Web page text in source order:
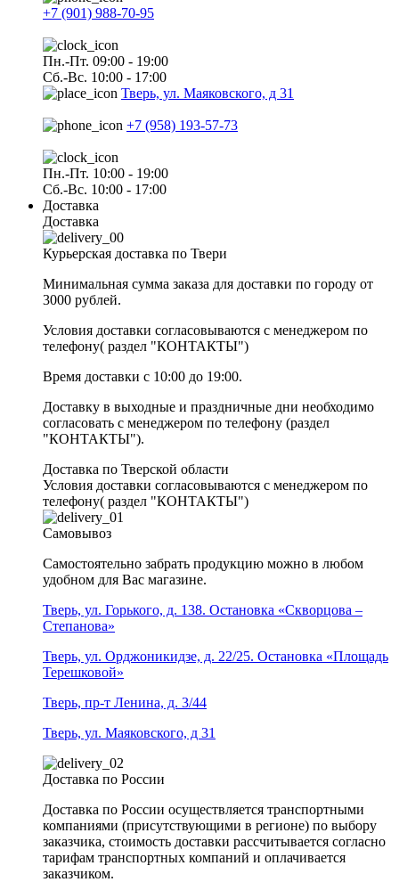
+7 (901) 988-70-95
Пн.-Пт. 09:00 - 19:00
Сб.-Вс. 10:00 - 17:00
Тверь, ул. Маяковского, д 31
+7 (958) 193-57-73
Пн.-Пт. 10:00 - 19:00
Сб.-Вс. 10:00 - 17:00
Доставка
Доставка
Курьерская доставка по Твери
Минимальная сумма заказа для доставки по городу от
3000 рублей.
Условия доставки согласовываются с менеджером по
телефону( раздел "КОНТАКТЫ")
Время доставки с 10:00 до 19:00.
Доставку в выходные и праздничные дни необходимо
согласовать с менеджером по телефону (раздел
"КОНТАКТЫ").
Доставка по Тверской области
Условия доставки согласовываются с менеджером по
телефону( раздел "КОНТАКТЫ")
Самовывоз
Самостоятельно забрать продукцию можно в любом
удобном для Вас магазине.
Тверь, ул. Горького, д. 138. Остановка «Скворцова –
Степанова»
Тверь, ул. Орджоникидзе, д. 22/25. Остановка «Площадь
Терешковой»
Тверь, пр-т Ленина, д. 3/44
Тверь, ул. Маяковского, д 31
Доставка по России
Доставка по России осуществляется транспортными
компаниями (присутствующими в регионе) по выбору
заказчика, стоимость доставки рассчитывается согласно
тарифам транспортных компаний и оплачивается
заказчиком.